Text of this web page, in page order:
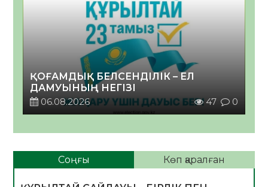
ҚОҒАМДЫҚ БЕЛСЕНДІЛІК – ЕЛ
ДАМУЫНЫҢ НЕГІЗІ
06.08.2026
47 0
Соңғы Көп қаралған